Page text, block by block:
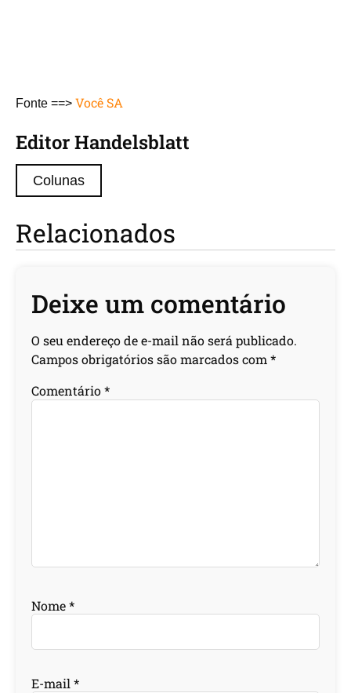
Fonte ==> Você SA
Editor Handelsblatt
Colunas
Relacionados
Deixe um comentário
O seu endereço de e-mail não será publicado.
Campos obrigatórios são marcados com*
Comentário*
Nome*
E-mail *